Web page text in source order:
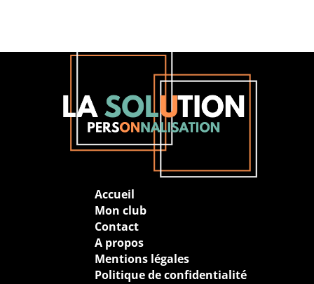
Accueil
Mon club
Contact
A propos
Mentions légales
Politique de confidentialité